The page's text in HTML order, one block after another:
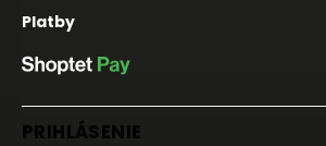
Platby
PRIHLÁSENIE